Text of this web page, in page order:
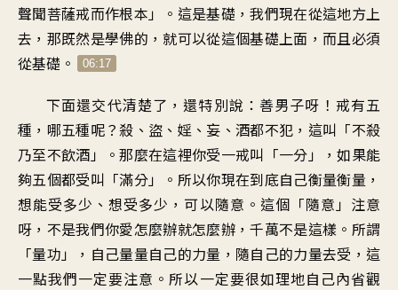
聲聞菩薩戒而作根本」。這是基礎，我們現在從這地方上
去，那既然是學佛的，就可以從這個基礎上面，而且必須
從基礎。
06:17
下面還交代清楚了，還特別說：善男子呀！戒有五
種，哪五種呢？殺、盜、婬、妄、酒都不犯，這叫「不殺
乃至不飲酒」。那麼在這裡你受一戒叫「一分」，如果能
夠五個都受叫「滿分」。所以你現在到底自己衡量衡量，
想能受多少、想受多少，可以隨意。這個「隨意」注意
呀，不是我們你愛怎麼辦就怎麼辦，千萬不是這樣。所謂
「量功」，自己量量自己的力量，隨自己的力量去受，這
一點我們一定要注意。所以一定要很如理地自己內省觀